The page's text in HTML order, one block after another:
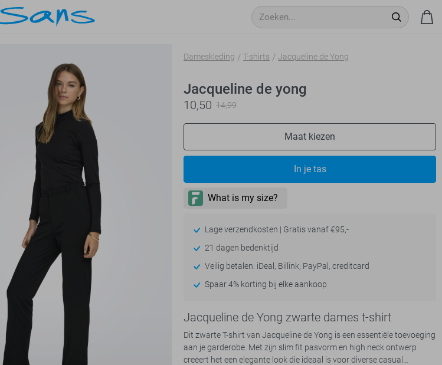
Dameskleding T-shirts Jacqueline de Yong
Jacqueline de yong
10,50 14,99
Maat kiezen
In je tas
Lage verzendkosten | Gratis vanaf €95,-
21 dagen bedenktijd
Veilig betalen: iDeal, Billink, PayPal, creditcard
Spaar 4% korting bij elke aankoop
Jacqueline de Yong zwarte dames t-shirt
Dit zwarte T-shirt van Jacqueline de Yong is een essentiële toevoeging
aan je garderobe. Met zijn slim fit pasvorm en high neck ontwerp
creëert het een elegante look die ideaal is voor diverse casual